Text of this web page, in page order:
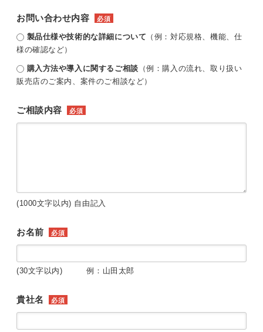
お問い合わせ内容 必須
製品仕様や技術的な詳細について （例：対応規格、機能、仕
様の確認など）
購入方法や導入に関するご相談 （例：購入の流れ、取り扱い
販売店のご案内、案件のご相談など）
ご相談内容 必須
(1000文字以内) 自由記入
お名前 必須
(30文字以内) 例：山田太郎
貴社名 必須